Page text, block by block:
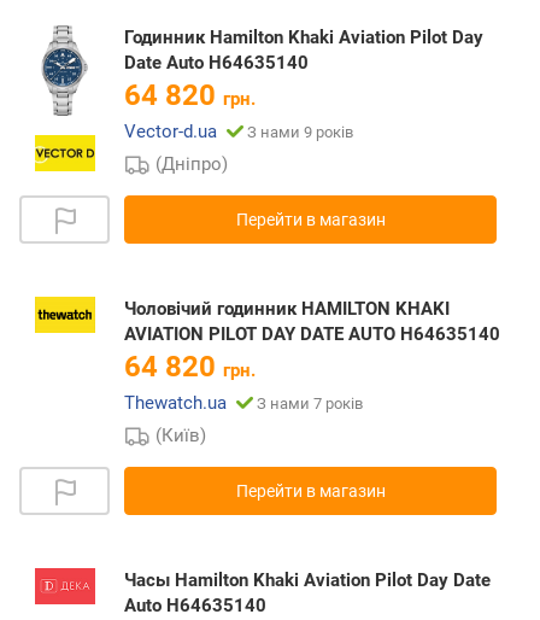
Годинник Hamilton Khaki Aviation Pilot Day
Date Auto H64635140
64 820 грн.
Vector-d.ua
З нами 9 років
(Дніпро)
Перейти в магазин
Чоловічий годинник HAMILTON KHAKI
AVIATION PILOT DAY DATE AUTO H64635140
64 820 грн.
Thewatch.ua
З нами 7 років
(Київ)
Перейти в магазин
Часы Hamilton Khaki Aviation Pilot Day Date
Auto H64635140